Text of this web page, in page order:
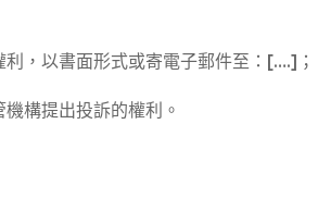
，以書面形式或寄電子郵件至： [….] ；
構提出投訴的權利。